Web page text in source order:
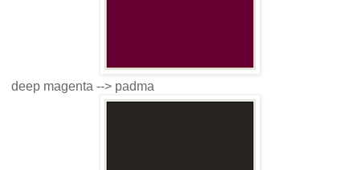
deep magenta --> padma